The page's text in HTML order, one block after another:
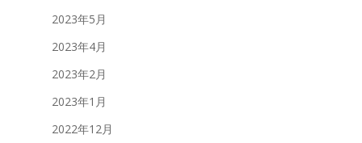
2023年5月
2023年4月
2023年2月
2023年1月
2022年12月